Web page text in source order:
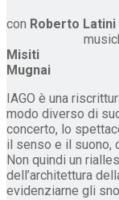
con
Misiti
Mugnai
IAGO è una
modo diverso di
concerto, lo
il senso e il suono,
Non quindi un
dell’architettura
evidenziarne gli